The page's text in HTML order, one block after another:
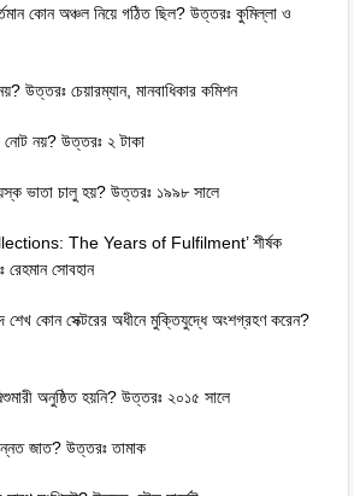
কোন অঞ্চল নিয়ে গঠিত ছিল? উত্তরঃ কুমিল্লা ও
উত্তরঃ চেয়ারম্যান, মানবাধিকার কমিশন
নােট নয়? উত্তরঃ ২ টাকা
ভাতা চালু হয়? উত্তরঃ ১৯৯৮ সালে
The Years of Fulfilment’ শীর্ষক
সোবহান
শেখ কোন সেক্টরের অধীনে মুক্তিযুদ্ধে অংশগ্রহণ করেন?
অনুষ্ঠিত হয়নি? উত্তরঃ ২০১৫ সালে
জাত? উত্তরঃ তামাক